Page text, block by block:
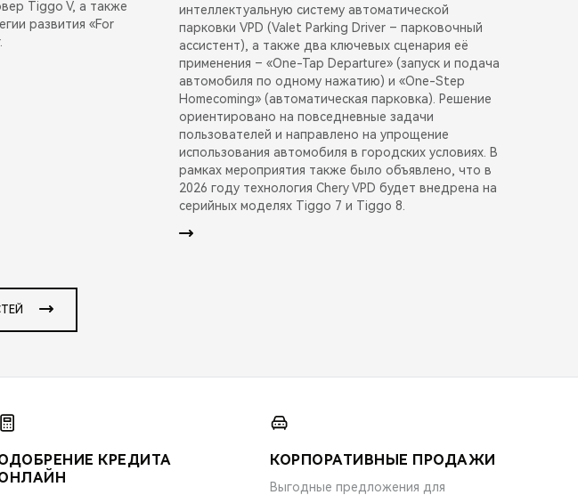
Tiggo V, а также
развития «For
интеллектуальную систему автоматической
парковки VPD (Valet Parking Driver – парковочный
ассистент), а также два ключевых сценария её
применения – «One-Tap Departure» (запуск и подача
автомобиля по одному нажатию) и «One-Step
Homecoming» (автоматическая парковка). Решение
ориентировано на повседневные задачи
пользователей и направлено на упрощение
использования автомобиля в городских условиях. В
рамках мероприятия также было объявлено, что в
2026 году технология Chery VPD будет внедрена на
серийных моделях Tiggo 7 и Tiggo 8.
КРЕДИТА
КОРПОРАТИВНЫЕ ПРОДАЖИ
Выгодные предложения для